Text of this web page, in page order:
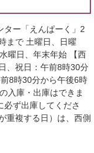
ター「えんぱーく」2
まで 土曜日、日曜
曜日、年末年始 【西
、祝日：午前8時30分
8時30分から午後6時
入庫・出庫はできま
ず出庫してくださ
重複する日）は、西側